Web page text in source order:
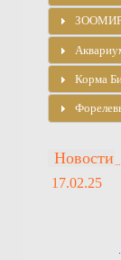
Корма
Новости
17.02.25